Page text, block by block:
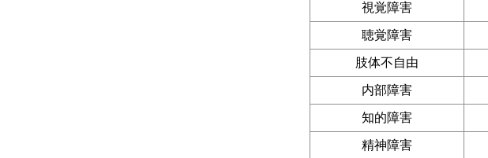
視覚障害
聴覚障害
肢体不自由
内部障害
知的障害
精神障害